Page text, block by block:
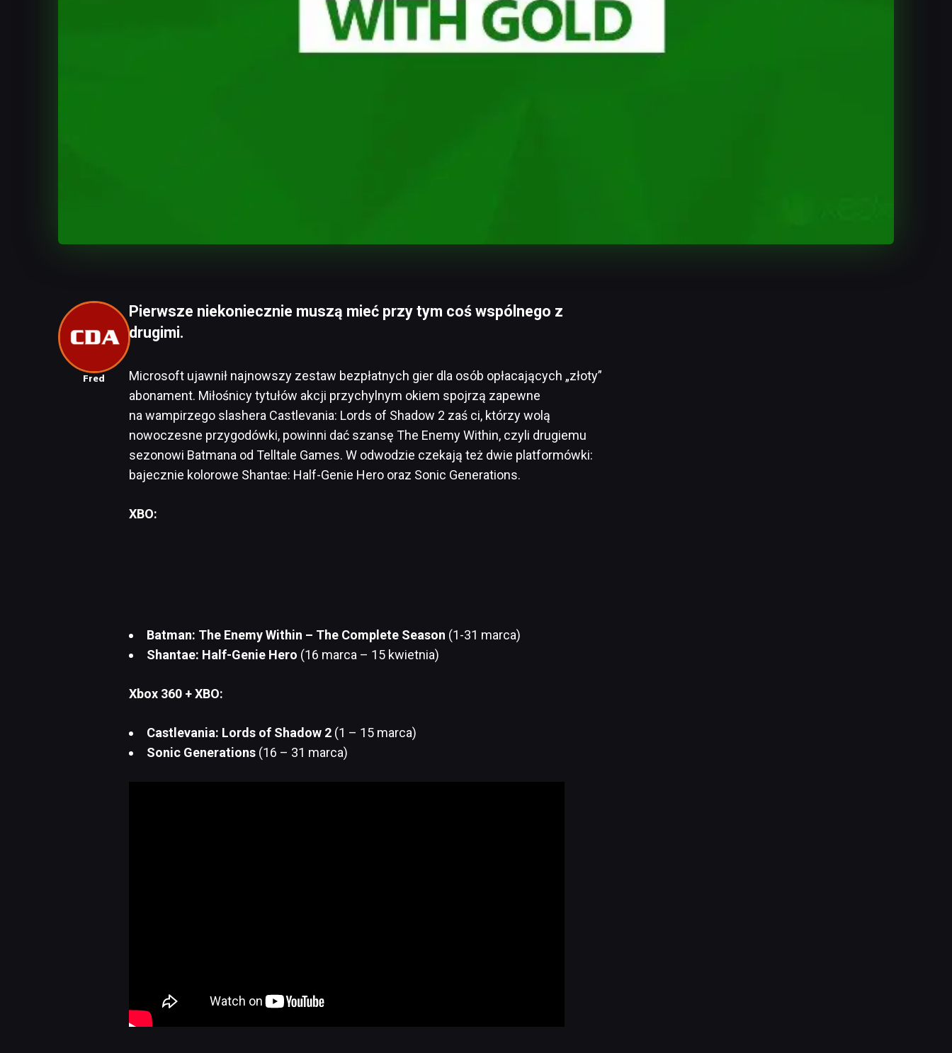
Fred
Pierwsze niekoniecznie muszą mieć przy tym coś wspólnego z
drugimi.
Microsoft ujawnił najnowszy zestaw bezpłatnych gier dla osób opłacających „złoty”
abonament. Miłośnicy tytułów akcji przychylnym okiem spojrzą zapewne
na wampirzego slashera Castlevania: Lords of Shadow 2 zaś ci, którzy wolą
nowoczesne przygodówki, powinni dać szansę The Enemy Within, czyli drugiemu
sezonowi Batmana od Telltale Games. W odwodzie czekają też dwie platformówki:
bajecznie kolorowe Shantae: Half-Genie Hero oraz Sonic Generations.
XBO:
Batman: The Enemy Within – The Complete Season (1-31 marca)
Shantae: Half-Genie Hero (16 marca – 15 kwietnia)
Xbox 360 + XBO:
Castlevania: Lords of Shadow 2 (1 – 15 marca)
Sonic Generations (16 – 31 marca)